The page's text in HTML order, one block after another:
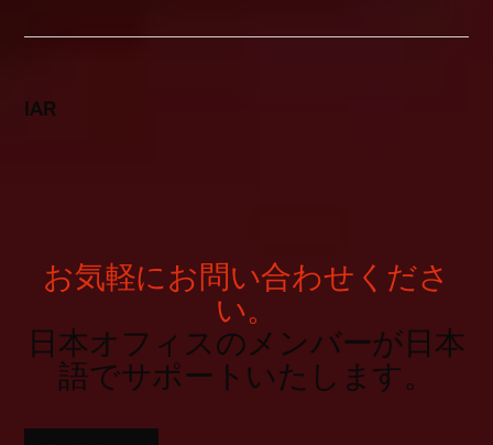
IAR
お気軽にお問い合わせくださ
い。
日本オフィスのメンバーが日本
語でサポートいたします。